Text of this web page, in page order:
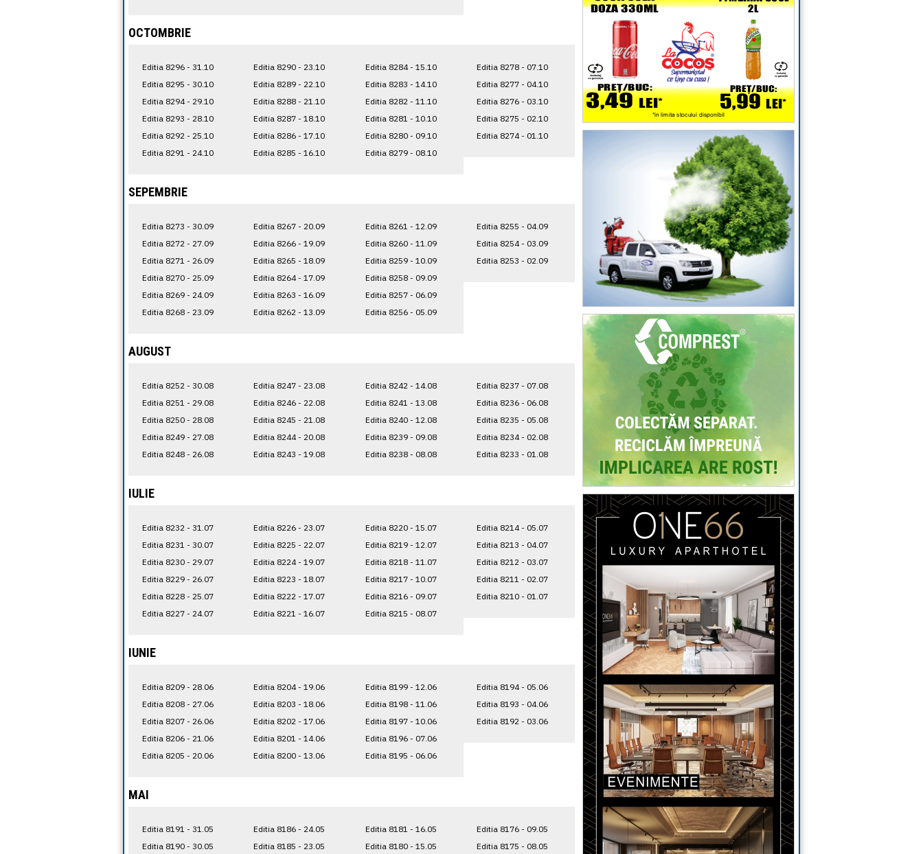
OCTOMBRIE
Editia 8296 - 31.10
Editia 8295 - 30.10
Editia 8294 - 29.10
Editia 8293 - 28.10
Editia 8292 - 25.10
Editia 8291 - 24.10
Editia 8290 - 23.10
Editia 8289 - 22.10
Editia 8288 - 21.10
Editia 8287 - 18.10
Editia 8286 - 17.10
Editia 8285 - 16.10
Editia 8284 - 15.10
Editia 8283 - 14.10
Editia 8282 - 11.10
Editia 8281 - 10.10
Editia 8280 - 09.10
Editia 8279 - 08.10
Editia 8278 - 07.10
Editia 8277 - 04.10
Editia 8276 - 03.10
Editia 8275 - 02.10
Editia 8274 - 01.10
SEPEMBRIE
Editia 8273 - 30.09
Editia 8272 - 27.09
Editia 8271 - 26.09
Editia 8270 - 25.09
Editia 8269 - 24.09
Editia 8268 - 23.09
Editia 8267 - 20.09
Editia 8266 - 19.09
Editia 8265 - 18.09
Editia 8264 - 17.09
Editia 8263 - 16.09
Editia 8262 - 13.09
Editia 8261 - 12.09
Editia 8260 - 11.09
Editia 8259 - 10.09
Editia 8258 - 09.09
Editia 8257 - 06.09
Editia 8256 - 05.09
Editia 8255 - 04.09
Editia 8254 - 03.09
Editia 8253 - 02.09
AUGUST
Editia 8252 - 30.08
Editia 8251 - 29.08
Editia 8250 - 28.08
Editia 8249 - 27.08
Editia 8248 - 26.08
Editia 8247 - 23.08
Editia 8246 - 22.08
Editia 8245 - 21.08
Editia 8244 - 20.08
Editia 8243 - 19.08
Editia 8242 - 14.08
Editia 8241 - 13.08
Editia 8240 - 12.08
Editia 8239 - 09.08
Editia 8238 - 08.08
Editia 8237 - 07.08
Editia 8236 - 06.08
Editia 8235 - 05.08
Editia 8234 - 02.08
Editia 8233 - 01.08
IULIE
Editia 8232 - 31.07
Editia 8231 - 30.07
Editia 8230 - 29.07
Editia 8229 - 26.07
Editia 8228 - 25.07
Editia 8227 - 24.07
Editia 8226 - 23.07
Editia 8225 - 22.07
Editia 8224 - 19.07
Editia 8223 - 18.07
Editia 8222 - 17.07
Editia 8221 - 16.07
Editia 8220 - 15.07
Editia 8219 - 12.07
Editia 8218 - 11.07
Editia 8217 - 10.07
Editia 8216 - 09.07
Editia 8215 - 08.07
Editia 8214 - 05.07
Editia 8213 - 04.07
Editia 8212 - 03.07
Editia 8211 - 02.07
Editia 8210 - 01.07
IUNIE
Editia 8209 - 28.06
Editia 8208 - 27.06
Editia 8207 - 26.06
Editia 8206 - 21.06
Editia 8205 - 20.06
Editia 8204 - 19.06
Editia 8203 - 18.06
Editia 8202 - 17.06
Editia 8201 - 14.06
Editia 8200 - 13.06
Editia 8199 - 12.06
Editia 8198 - 11.06
Editia 8197 - 10.06
Editia 8196 - 07.06
Editia 8195 - 06.06
Editia 8194 - 05.06
Editia 8193 - 04.06
Editia 8192 - 03.06
MAI
Editia 8191 - 31.05
Editia 8190 - 30.05
Editia 8186 - 24.05
Editia 8185 - 23.05
Editia 8181 - 16.05
Editia 8180 - 15.05
Editia 8176 - 09.05
Editia 8175 - 08.05